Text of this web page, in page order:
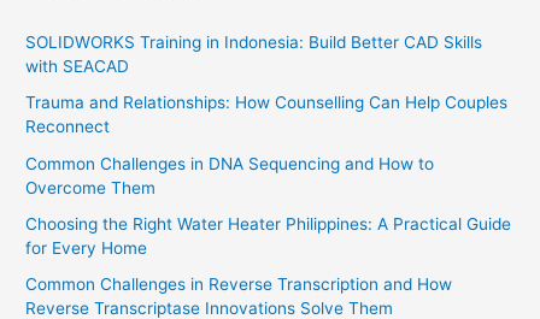
SOLIDWORKS Training in Indonesia: Build Better CAD Skills
with SEACAD
Trauma and Relationships: How Counselling Can Help Couples
Reconnect
Common Challenges in DNA Sequencing and How to
Overcome Them
Choosing the Right Water Heater Philippines: A Practical Guide
for Every Home
Common Challenges in Reverse Transcription and How
Reverse Transcriptase Innovations Solve Them